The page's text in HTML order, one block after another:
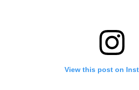
View this post on